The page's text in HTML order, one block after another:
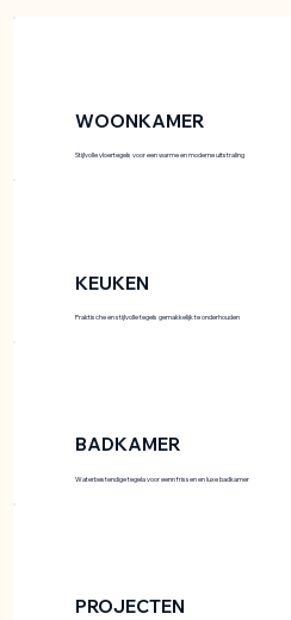
WOONKAMER
Stijlvolle vloertegels voor een warme en moderne uitstraling
KEUKEN
Praktische en stijlvolle tegels gemakkelijk te onderhouden
BADKAMER
Waterbestendige tegela voor eenn frissen en luxe badkamer
PROJECTEN